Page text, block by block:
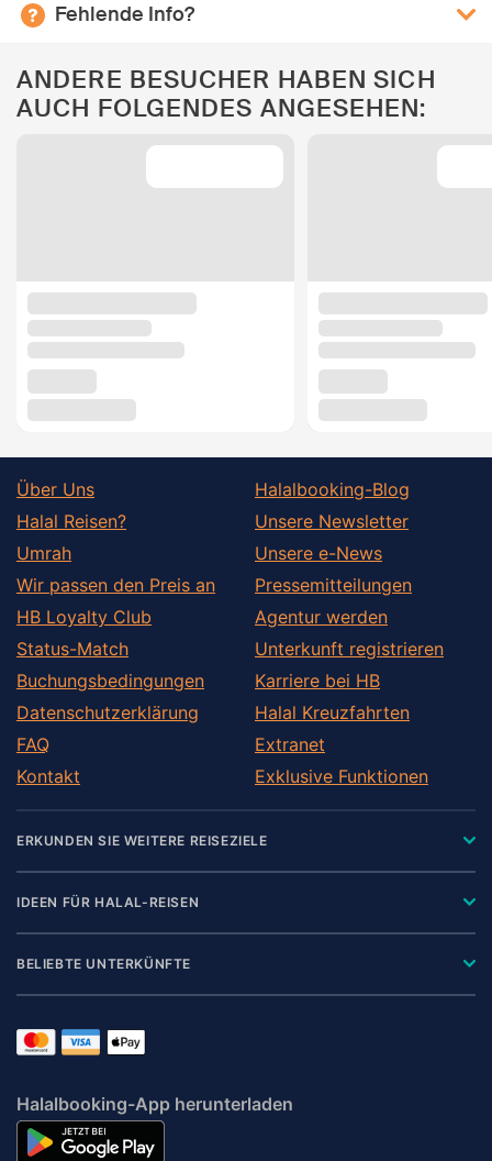
Fehlende Info?
ANDERE BESUCHER HABEN SICH
AUCH FOLGENDES ANGESEHEN:
Über Uns
Halal Reisen?
Umrah
Wir passen den Preis an
HB Loyalty Club
Status-Match
Buchungsbedingungen
Datenschutzerklärung
FAQ
Kontakt
Halalbooking-Blog
Unsere Newsletter
Unsere e-News
Pressemitteilungen
Agentur werden
Unterkunft registrieren
Karriere bei HB
Halal Kreuzfahrten
Extranet
Exklusive Funktionen
ERKUNDEN SIE WEITERE REISEZIELE
IDEEN FÜR HALAL-REISEN
BELIEBTE UNTERKÜNFTE
Halalbooking-App herunterladen